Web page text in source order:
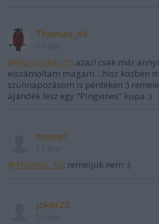
Thomas_AV
@Hunhockey29: azaz! csak már
elszámoltam magam...,hisz közben
szülinapozásom is pénteken ;)
ajándék lesz egy "Pingvines" kupa :)
meow?
@Thomas_AV: remeljuk nem ;)
joker23